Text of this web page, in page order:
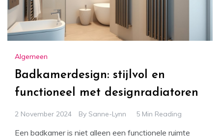
Algemeen
Badkamerdesign: stijlvol en
functioneel met designradiatoren
2 November 2024 By Sanne-Lynn 5 Min Reading
Een badkamer is niet alleen een functionele ruimte